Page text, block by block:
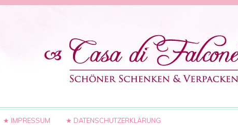
★ IMPRESSUM ★ DATENSCHUTZERKLÄRUNG